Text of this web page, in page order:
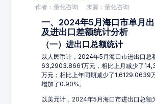
作者：量化咨询 来源：量化咨询
一、2024年5月海口市单月
及进出口差额统计分析
（一）进出口总额统计
以人民币计，2024年5月海口市进出口总
63,2903.8661万元，相比上月减少了
万元；相比上年同期减少了1,6129.0639
增加了0.90%。
以美元计，2024年5月海口市进出口总额